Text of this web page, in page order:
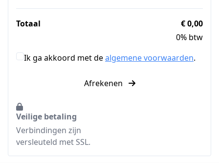
Totaal
€ 0,00
0% btw
Ik ga akkoord met dealgemene voorwaarden.
Afrekenen
Veilige betaling
Verbindingen zijn
versleuteld met SSL.